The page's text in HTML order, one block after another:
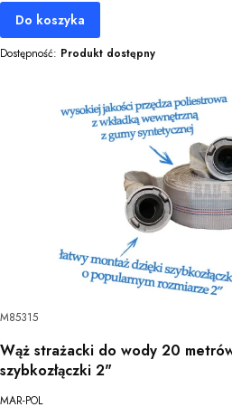
Do koszyka
Dostępność: Produkt dostępny
M85315
Wąż strażacki do wody 20
szybkozłączki 2"
MAR-POL